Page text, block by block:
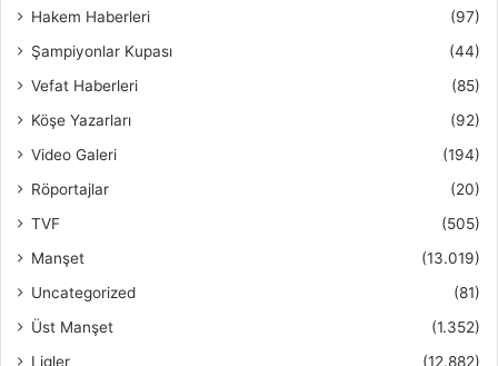
Hakem Haberleri
(97)
Şampiyonlar Kupası
(44)
Vefat Haberleri
(85)
Köşe Yazarları
(92)
Video Galeri
(194)
Röportajlar
(20)
TVF
(505)
Manşet
(13.019)
Uncategorized
(81)
Üst Manşet
(1.352)
Ligler
(12.882)